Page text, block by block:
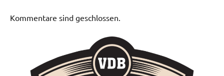
Kommentare sind geschlossen.